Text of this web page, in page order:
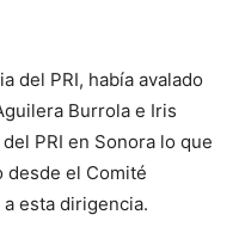
del PRI, había avalado
Burrola e Iris
PRI en Sonora lo que
desde el Comité
esta dirigencia.